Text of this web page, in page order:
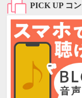
PICK UP コ